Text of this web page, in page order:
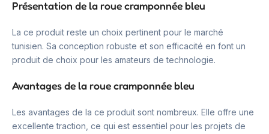
Présentation de la roue cramponnée bleu
La ce produit reste un choix pertinent pour le marché
tunisien. Sa conception robuste et son efficacité en font un
produit de choix pour les amateurs de technologie.
Avantages de la roue cramponnée bleu
Les avantages de la ce produit sont nombreux. Elle offre une
excellente traction, ce qui est essentiel pour les projets de